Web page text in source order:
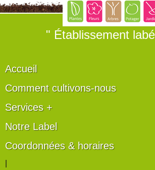
" Établissement
Accueil
Comment cultivons-nous
Services +
Notre Label
Coordonnées & horaires